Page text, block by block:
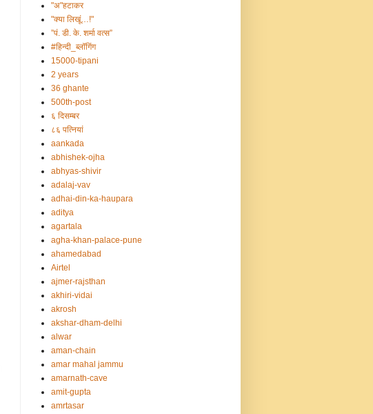
"अ"हटाकर
"क्या लिखूं…!"
”पं. डी. के. शर्मा वत्स”
#हिन्दी_ब्लॉगिंग
15000-tipani
2 years
36 ghante
500th-post
६ दिसम्बर
८६ पत्नियां
aankada
abhishek-ojha
abhyas-shivir
adalaj-vav
adhai-din-ka-haupara
aditya
agartala
agha-khan-palace-pune
ahamedabad
Airtel
ajmer-rajsthan
akhiri-vidai
akrosh
akshar-dham-delhi
alwar
aman-chain
amar mahal jammu
amarnath-cave
amit-gupta
amrtasar